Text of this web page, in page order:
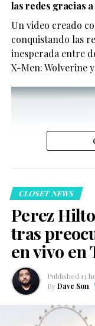
las redes gracias
Un video creado
conquistando las
inesperada entre
X-Men: Wolverine
CLOSET NEWS
Perez
tras
en vivo en
Published 13
By Dave Son